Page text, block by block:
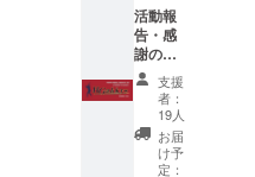
きま
す。 ※
動画内
でお呼
びする
お名前
を備考
欄にご
記入く
活動報
告・感
謝の
メッ
セージ
動画・
チーム
特製ス
ポーツ
支援
者：
19人
お届
け予
定：